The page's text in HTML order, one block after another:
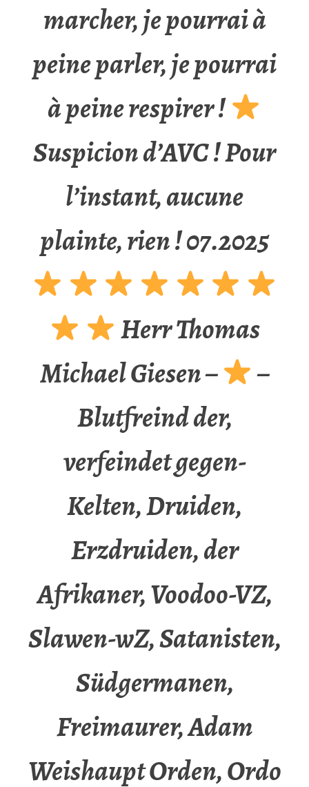
marcher, je pourrai à
peine parler, je pourrai
à peine respirer !
Suspicion d’AVC ! Pour
l’instant, aucune
plainte, rien ! 07.2025
Herr Thomas
Michael Giesen –
–
Blutfreind der,
verfeindet gegen-
Kelten, Druiden,
Erzdruiden, der
Afrikaner, Voodoo-VZ,
Slawen-wZ, Satanisten,
Südgermanen,
Freimaurer, Adam
Weishaupt Orden, Ordo